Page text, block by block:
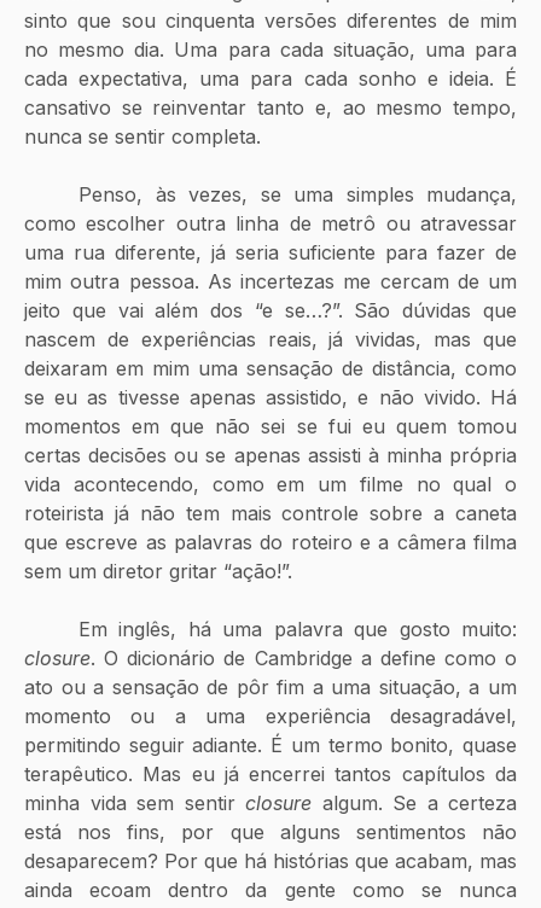
sinto que sou cinquenta versões diferentes de mim
no mesmo dia. Uma para cada situação, uma para
cada expectativa, uma para cada sonho e ideia. É
cansativo se reinventar tanto e, ao mesmo tempo,
nunca se sentir completa.
como escolher outra linha de metrô ou atravessar
uma rua diferente, já seria suficiente para fazer de
mim outra pessoa. As incertezas me cercam de um
jeito que vai além dos “e se…?”. São dúvidas que
nascem de experiências reais, já vividas, mas que
deixaram em mim uma sensação de distância, como
se eu as tivesse apenas assistido, e não vivido. Há
momentos em que não sei se fui eu quem tomou
certas decisões ou se apenas assisti à minha própria
vida acontecendo, como em um filme no qual o
roteirista já não tem mais controle sobre a caneta
que escreve as palavras do roteiro e a câmera filma
sem um diretor gritar “ação!”.
closure. O dicionário de Cambridge a define como o
ato ou a sensação de pôr fim a uma situação, a um
momento ou a uma experiência desagradável,
permitindo seguir adiante. É um termo bonito, quase
terapêutico. Mas eu já encerrei tantos capítulos da
minha vida sem sentir closure algum. Se a certeza
está nos fins, por que alguns sentimentos não
desaparecem? Por que há histórias que acabam, mas
ainda ecoam dentro da gente como se nunca